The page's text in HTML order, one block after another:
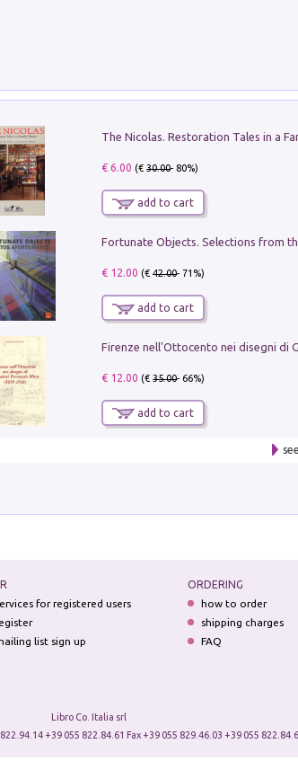
€ 6.00 (€30.00- 80%)
add to cart
€ 12.00 (€42.00- 71%)
add to cart
€ 12.00 (€35.00- 66%)
add to cart
for registered users
list sign up
ORDERING
how to order
shipping charges
FAQ
Libro Co. Italia srl
+39 055 822.84.61 Fax +39 055 829.46.03 +39 055